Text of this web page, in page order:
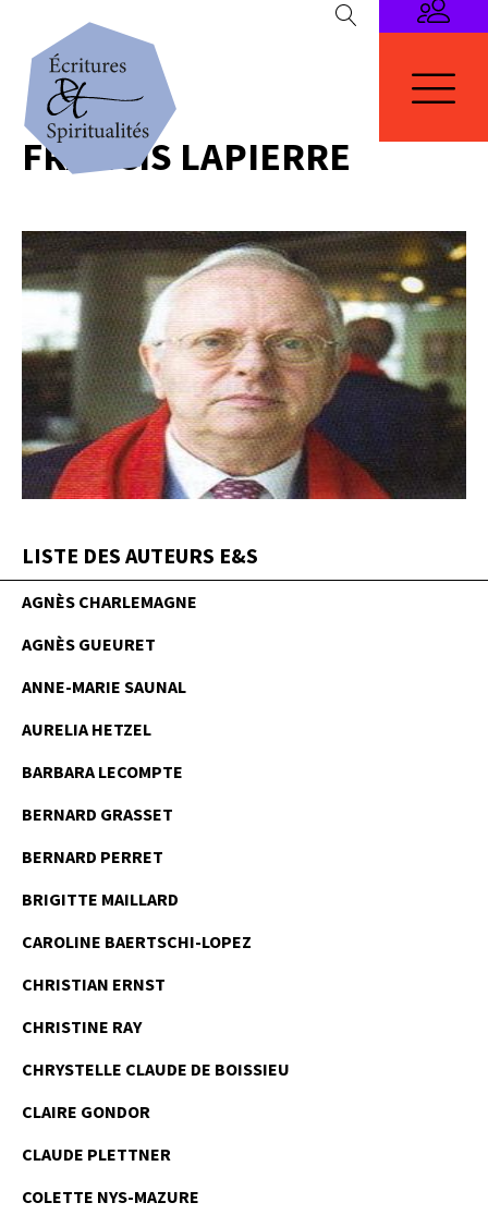
FRANCIS LAPIERRE
LISTE DES AUTEURS E&S
AGNÈS CHARLEMAGNE
AGNÈS GUEURET
ANNE-MARIE SAUNAL
AURELIA HETZEL
BARBARA LECOMPTE
BERNARD GRASSET
BERNARD PERRET
BRIGITTE MAILLARD
CAROLINE BAERTSCHI-LOPEZ
CHRISTIAN ERNST
CHRISTINE RAY
CHRYSTELLE CLAUDE DE BOISSIEU
CLAIRE GONDOR
CLAUDE PLETTNER
COLETTE NYS-MAZURE